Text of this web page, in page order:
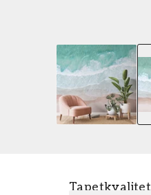
Tapetkvalitet